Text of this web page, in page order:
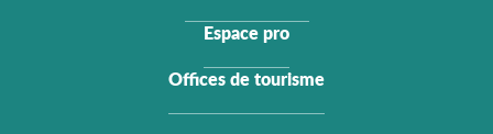
Espace pro
Offices de tourisme